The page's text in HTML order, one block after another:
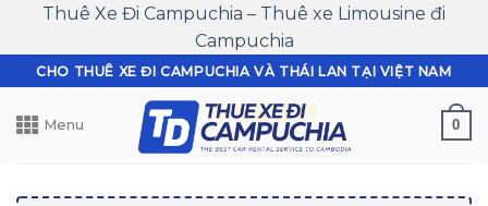
Thuê Xe Đi Campuchia – Thuê xe Limousine đi
Campuchia
to
content
CHO THUÊ XE ĐI CAMPUCHIA VÀ THÁI LAN TẠI VIỆT NAM
Menu 0